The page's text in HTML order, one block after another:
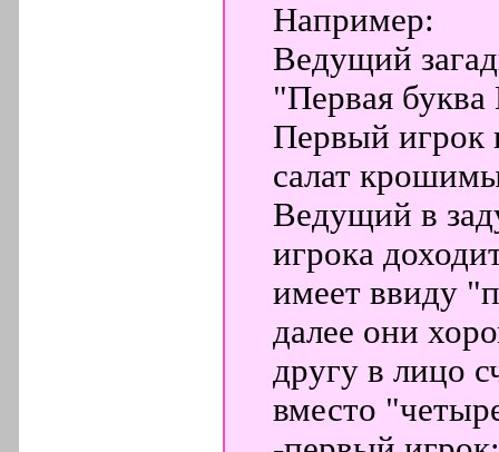
Например:
Ведущий
"Первая
Первый игрок
салат
Ведущий в
игрока
имеет ввиду
далее они
другу в лицо
вместо